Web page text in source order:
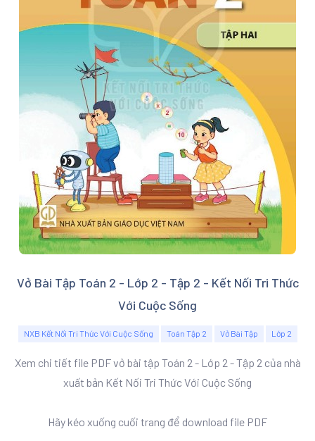
Vở Bài Tập Toán 2 - Lớp 2 - Tập 2 - Kết Nối Tri Thức
Với Cuộc Sống
NXB Kết Nối Tri Thức Với Cuộc Sống Toán Tập 2 Vở Bài Tập Lớp 2
Xem chi tiết file PDF vở bài tập Toán 2 - Lớp 2 - Tập 2 của nhà
xuất bản Kết Nối Tri Thức Với Cuộc Sống
Hãy kéo xuống cuối trang để download file PDF